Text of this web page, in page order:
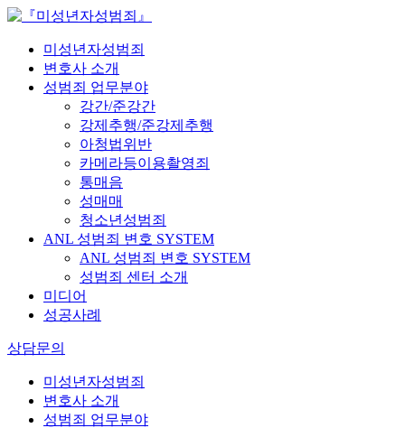
미성년자성범죄
변호사 소개
성범죄 업무분야
강간/준강간
강제추행/준강제추행
아청법위반
카메라등이용촬영죄
통매음
성매매
청소년성범죄
ANL 성범죄 변호 SYSTEM
ANL 성범죄 변호 SYSTEM
성범죄 센터 소개
미디어
성공사례
상담문의
미성년자성범죄
변호사 소개
성범죄 업무분야